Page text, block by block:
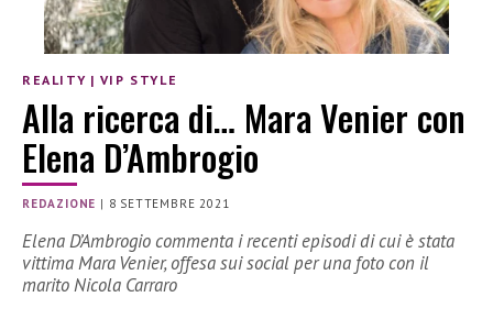
REALITY | VIP STYLE
Alla ricerca di… Mara Venier con
Elena D’Ambrogio
REDAZIONE | 8 SETTEMBRE 2021
Elena D’Ambrogio commenta i recenti episodi di cui è stata
vittima Mara Venier, offesa sui social per una foto con il
marito Nicola Carraro